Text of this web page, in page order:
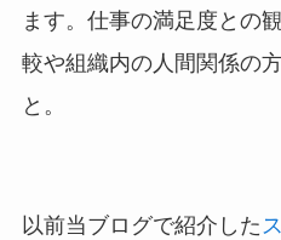
ます。仕事の満足度との
較や組織内の人間関係の
と。
以前当ブログで紹介した